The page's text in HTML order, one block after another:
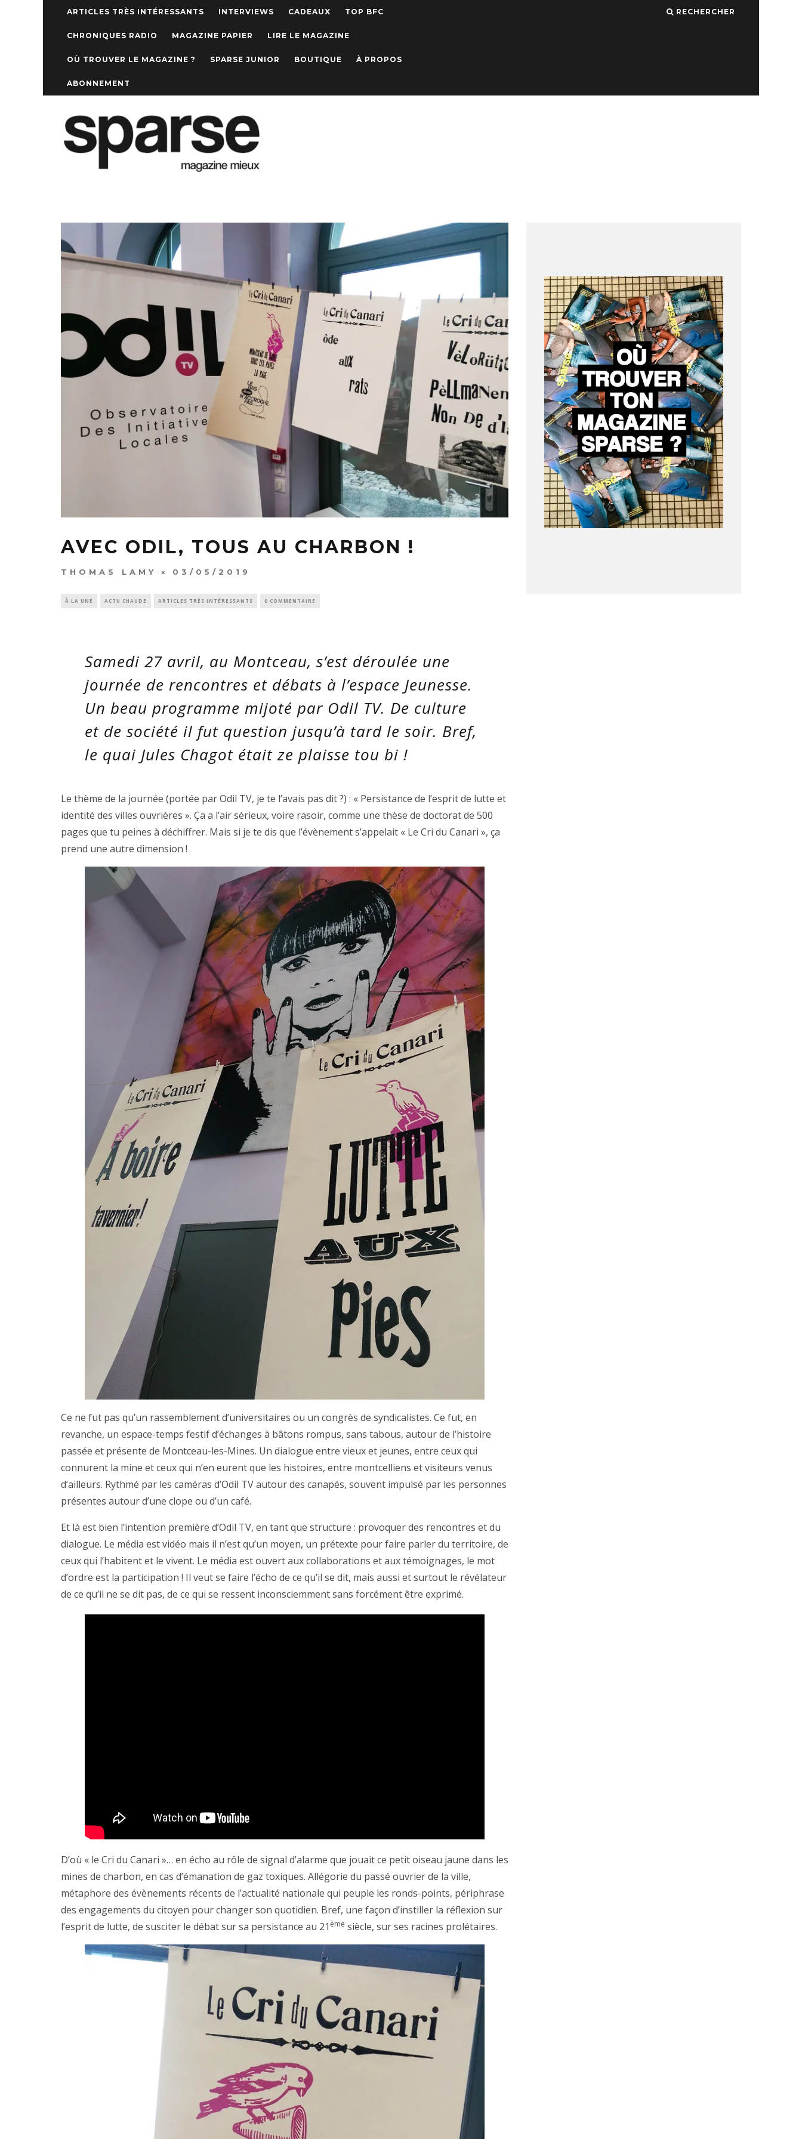
ARTICLES TRÈS INTÉRESSANTS INTERVIEWS CADEAUX TOP BFC
CHRONIQUES RADIO MAGAZINE PAPIER LIRE LE MAGAZINE
OÙ TROUVER LE MAGAZINE ? SPARSE JUNIOR BOUTIQUE À PROPOS
ABONNEMENT
RECHERCHER
AVEC ODIL, TOUS AU CHARBON !
THOMAS LAMY 03/05/2019
À LA UNE ACTU CHAUDE ARTICLES TRÈS INTÉRESSANTS 0 COMMENTAIRE
Samedi 27 avril, au Montceau, s’est déroulée une
journée de rencontres et débats à l’espace Jeunesse.
Un beau programme mijoté par Odil TV. De culture
et de société il fut question jusqu’à tard le soir. Bref,
le quai Jules Chagot était ze plaisse tou bi !
Le thème de la journée (portée par Odil TV, je te l’avais pas dit ?) : « Persistance de l’esprit de lutte et
identité des villes ouvrières ». Ça a l’air sérieux, voire rasoir, comme une thèse de doctorat de 500
pages que tu peines à déchiffrer. Mais si je te dis que l’évènement s’appelait « Le Cri du Canari », ça
prend une autre dimension !
Ce ne fut pas qu’un rassemblement d’universitaires ou un congrès de syndicalistes. Ce fut, en
revanche, un espace-temps festif d’échanges à bâtons rompus, sans tabous, autour de l’histoire
passée et présente de Montceau-les-Mines. Un dialogue entre vieux et jeunes, entre ceux qui
connurent la mine et ceux qui n’en eurent que les histoires, entre montcelliens et visiteurs venus
d’ailleurs. Rythmé par les caméras d’Odil TV autour des canapés, souvent impulsé par les personnes
présentes autour d’une clope ou d’un café.
Et là est bien l’intention première d’Odil TV, en tant que structure : provoquer des rencontres et du
dialogue. Le média est vidéo mais il n’est qu’un moyen, un prétexte pour faire parler du territoire, de
ceux qui l’habitent et le vivent. Le média est ouvert aux collaborations et aux témoignages, le mot
d’ordre est la participation ! Il veut se faire l’écho de ce qu’il se dit, mais aussi et surtout le révélateur
de ce qu’il ne se dit pas, de ce qui se ressent inconsciemment sans forcément être exprimé.
D’où « le Cri du Canari »… en écho au rôle de signal d’alarme que jouait ce petit oiseau jaune dans les
mines de charbon, en cas d’émanation de gaz toxiques. Allégorie du passé ouvrier de la ville,
métaphore des évènements récents de l’actualité nationale qui peuple les ronds-points, périphrase
des engagements du citoyen pour changer son quotidien. Bref, une façon d’instiller la réflexion sur
l’esprit de lutte, de susciter le débat sur sa persistance au 21 ème siècle, sur ses racines prolétaires.